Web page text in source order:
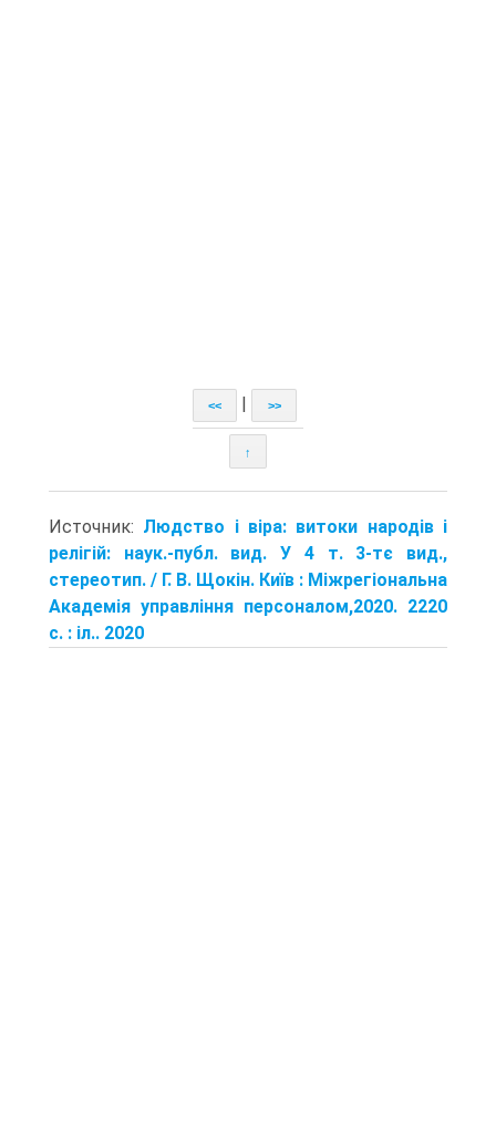
<< >>
↑
Источник: Людство і віра: витоки народів і
релігій: наук.-публ. вид. У 4 т. 3-тє вид.,
стереотип. / Г. В. Щокін. Київ : Міжрегіональна
Академія управління персоналом,2020. 2220
с. : іл.. 2020